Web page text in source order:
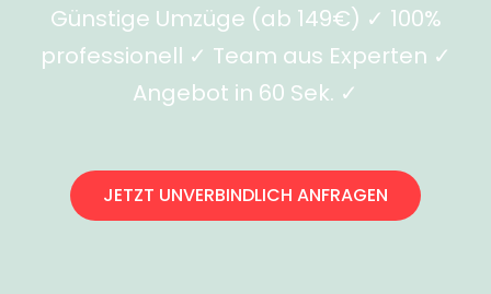
Günstige Umzüge (ab 149€) ✓ 100%
professionell ✓ Team aus Experten ✓
Angebot in 60 Sek. ✓
JETZT UNVERBINDLICH ANFRAGEN